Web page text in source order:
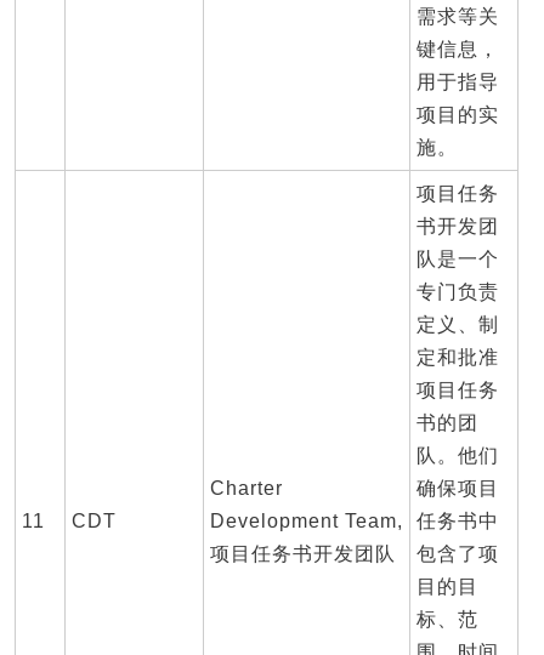
需求等关
键信息，
用于指导
项目的实
施。
11 CDT
Charter
Development Team,
项目任务书开发团队
项目任务
书开发团
队是一个
专门负责
定义、制
定和批准
项目任务
书的团
队。他们
确保项目
任务书中
包含了项
目的目
标、范